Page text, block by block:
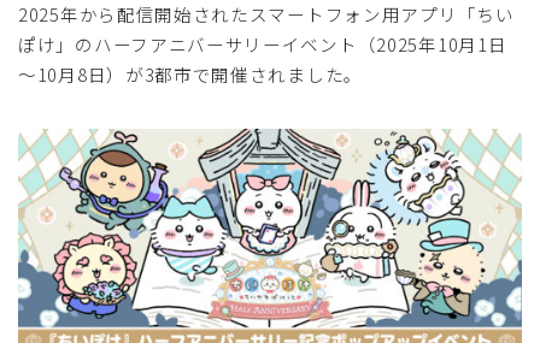
2025年から配信開始されたスマートフォン用アプリ「ちい
ぽけ」のハーフアニバーサリーイベント（2025年10月1日
～10月8日）が3都市で開催されました。